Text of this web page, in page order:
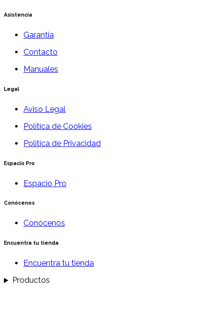
Asistencia
Garantia
Contacto
Manuales
Legal
Aviso Legal
Política de Cookies
Política de Privacidad
Espacio Pro
Espacio Pro
Conócenos
Conócenos
Encuentra tu tienda
Encuentra tu tienda
Productos